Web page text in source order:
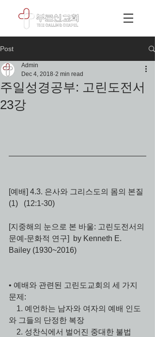
Post
주일성경공부: 고린도전서
23강
Admin
Dec 4, 2018 2 min read
[예배] 4.3. 은사와 그리스도의 몸의 본질
(1)   (12:1-30)
[지중해의 눈으로 본 바울: 고린도전서의
문예-문화적 연구]  by Kenneth E.
Bailey (1930~2016)
• 예배와 관련된 고린도교회의 세 가지
문제:
와 그들의 단정한 복장
    2. 성찬식에서 벌어진 중대한 불법